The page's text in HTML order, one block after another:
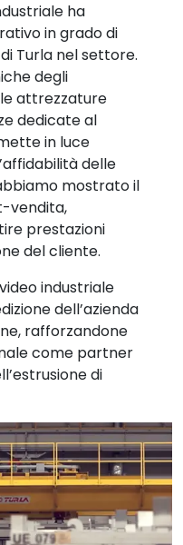
ha
in grado di
Turla nel settore.
degli
attrezzature
dedicate al
in luce
delle
mostrato il
vendita,
prestazioni
del cliente.
industriale
dell’azienda
rafforzandone
come partner
di